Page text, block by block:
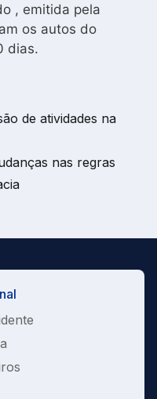
, emitida pela
os autos do
dias.
de atividades na
nas regras